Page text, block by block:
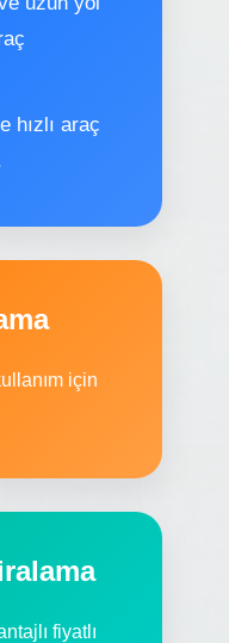
hızlı araç
için
fiyatlı